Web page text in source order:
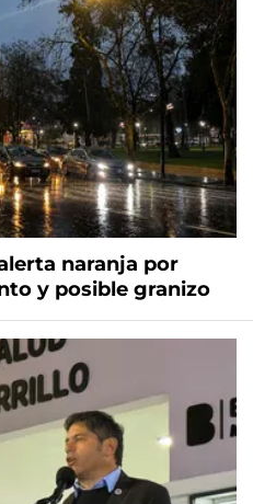
naranja por
y posible granizo